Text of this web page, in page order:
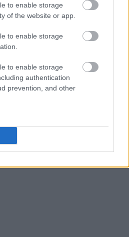
to enable storage
of the website or app.
to enable storage
to enable storage
authentication
prevention, and other